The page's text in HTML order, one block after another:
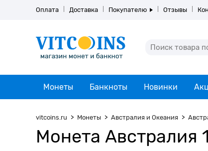
Оплата Доставка Покупателю Отзывы
Монеты Банкноты Новинки
vitcoins.ru Монеты Австралия и Океания
Монета Австралия